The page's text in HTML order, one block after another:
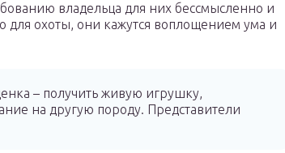
владельца для них бессмысленно и
для охоты, они кажутся воплощением ума и
– получить живую игрушку,
на другую породу. Представители